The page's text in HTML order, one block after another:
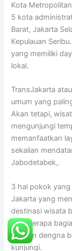
Kota
5 kota
Barat, Jakarta
Kepulauan
yang memiliki
lokal.
TransJakarta
umum yang
Akan tetapi,
mengunjungi
memanfaatkan
sekalian
Jabodetabek,.
3 hal pokok
Jakarta yang
destinasi wisata
Di beberapa
hiburan dengna
kunjungi.